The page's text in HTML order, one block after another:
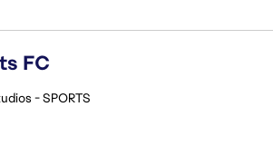
FC
- SPORTS